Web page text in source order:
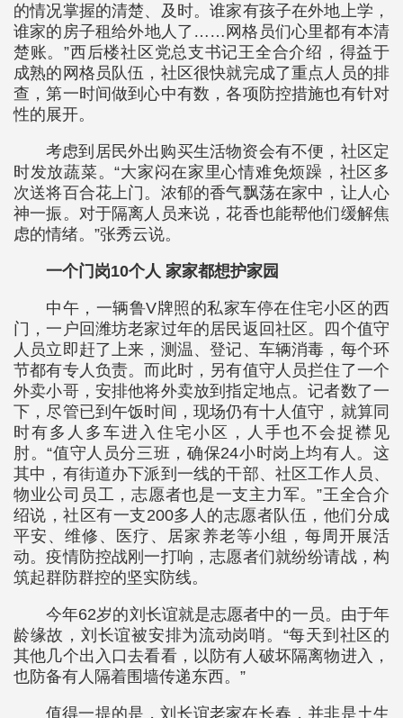
的情况掌握的清楚、及时。谁家有孩子在外地上学，
谁家的房子租给外地人了……网格员们心里都有本清
楚账。”西后楼社区党总支书记王全合介绍，得益于
成熟的网格员队伍，社区很快就完成了重点人员的排
查，第一时间做到心中有数，各项防控措施也有针对
性的展开。
考虑到居民外出购买生活物资会有不便，社区定
时发放蔬菜。“大家闷在家里心情难免烦躁，社区多
次送将百合花上门。浓郁的香气飘荡在家中，让人心
神一振。对于隔离人员来说，花香也能帮他们缓解焦
虑的情绪。”张秀云说。
一个门岗10个人 家家都想护家园
中午，一辆鲁V牌照的私家车停在住宅小区的西
门，一户回潍坊老家过年的居民返回社区。四个值守
人员立即赶了上来，测温、登记、车辆消毒，每个环
节都有专人负责。而此时，另有值守人员拦住了一个
外卖小哥，安排他将外卖放到指定地点。记者数了一
下，尽管已到午饭时间，现场仍有十人值守，就算同
时有多人多车进入住宅小区，人手也不会捉襟见
肘。“值守人员分三班，确保24小时岗上均有人。这
其中，有街道办下派到一线的干部、社区工作人员、
物业公司员工，志愿者也是一支主力军。”王全合介
绍说，社区有一支200多人的志愿者队伍，他们分成
平安、维修、医疗、居家养老等小组，每周开展活
动。疫情防控战刚一打响，志愿者们就纷纷请战，构
筑起群防群控的坚实防线。
今年62岁的刘长谊就是志愿者中的一员。由于年
龄缘故，刘长谊被安排为流动岗哨。“每天到社区的
其他几个出入口去看看，以防有人破坏隔离物进入，
也防备有人隔着围墙传递东西。”
值得一提的是，刘长谊老家在长春，并非是土生